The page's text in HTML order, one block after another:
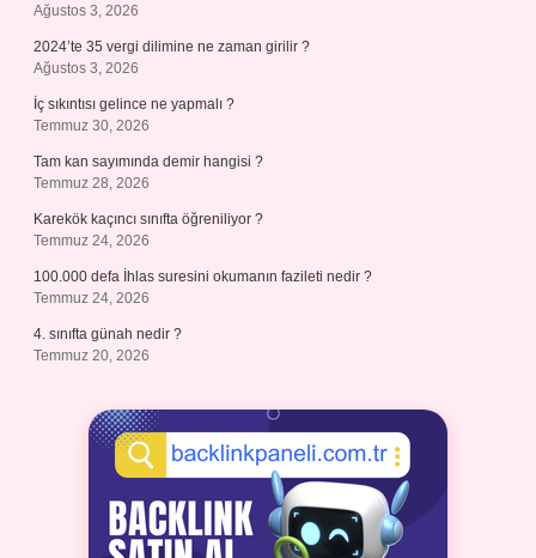
Ağustos 3, 2026
2024’te 35 vergi dilimine ne zaman girilir ?
Ağustos 3, 2026
İç sıkıntısı gelince ne yapmalı ?
Temmuz 30, 2026
Tam kan sayımında demir hangisi ?
Temmuz 28, 2026
Karekök kaçıncı sınıfta öğreniliyor ?
Temmuz 24, 2026
100.000 defa İhlas suresini okumanın fazileti nedir ?
Temmuz 24, 2026
4. sınıfta günah nedir ?
Temmuz 20, 2026